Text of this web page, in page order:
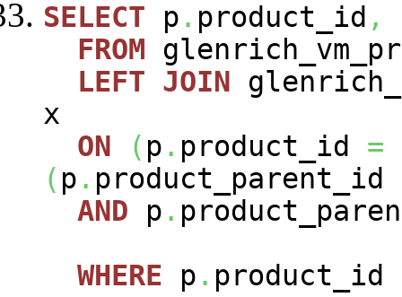
SELECT p . product_id ,
FROM
LEFT JOIN
x
ON
( p . product_id =
( p . product_parent_id
AND p .
WHERE p . product_id